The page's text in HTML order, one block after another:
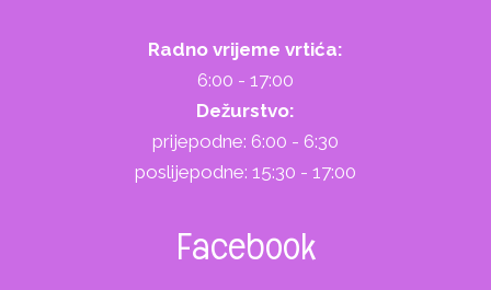
Radno vrijeme vrtića:
6:00 - 17:00
Dežurstvo:
prijepodne: 6:00 - 6:30
poslijepodne: 15:30 - 17:00
Facebook